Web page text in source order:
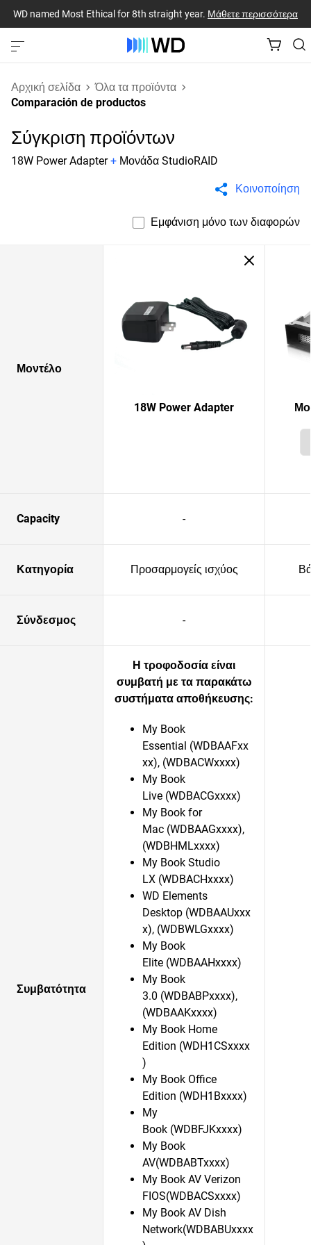
WD named Most Ethical for 8th straight year. Μάθετε περισσότερα
Αρχική σελίδα
Όλα τα προϊόντα
Comparación de productos
Σύγκριση προϊόντων
18W Power Adapter+ Μονάδα StudioRAID
Κοινοποίηση
Εμφάνιση μόνο των διαφορών
Μοντέλο
18W Power Adapter
Capacity -
Κατηγορία Προσαρμογείς ισχύος
Σύνδεσμος -
Συμβατότητα
Η τροφοδοσία είναι
συμβατή με τα παρακάτω
συστήματα αποθήκευσης:
My Book
Essential (WDBAAFxx
xx), (WDBACWxxxx)
My Book
Live (WDBACGxxxx)
My Book for
Mac (WDBAAGxxxx),
(WDBHMLxxxx)
My Book Studio
LX (WDBACHxxxx)
WD Elements
Desktop (WDBAAUxxx
x), (WDBWLGxxxx)
My Book
Elite (WDBAAHxxxx)
My Book
3.0 (WDBABPxxxx),
(WDBAAKxxxx)
My Book Home
Edition (WDH1CSxxxx
)
My Book Office
Edition (WDH1Bxxxx)
My
Book (WDBFJKxxxx)
My Book
AV(WDBABTxxxx)
My Book AV Verizon
FIOS(WDBACSxxxx)
My Book AV Dish
Network(WDBABUxxxx